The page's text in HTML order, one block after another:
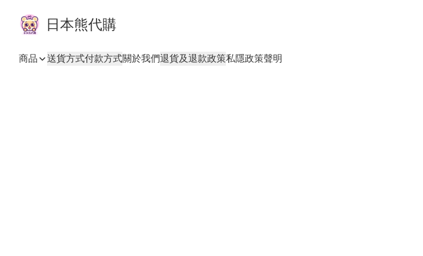
日本熊代購
商品 送貨方式付款方式關於我們退貨及退款政策私隱政策聲明